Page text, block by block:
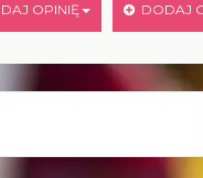
OPINIĘ DODAJ